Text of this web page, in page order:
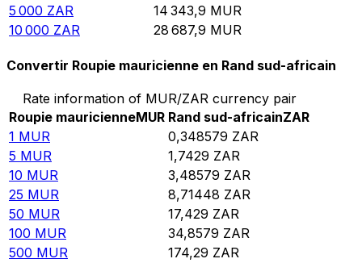
5 000 ZAR 14 343,9 MUR
10 000 ZAR 28 687,9 MUR
Convertir Roupie mauricienne en Rand sud-africain
Rate information of MUR/ZAR currency pair
Roupie mauricienneMUR Rand sud-africainZAR
1 MUR 0,348579 ZAR
5 MUR 1,7429 ZAR
10 MUR 3,48579 ZAR
25 MUR 8,71448 ZAR
50 MUR 17,429 ZAR
100 MUR 34,8579 ZAR
500 MUR 174,29 ZAR